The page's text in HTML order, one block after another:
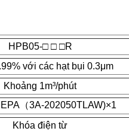
HPB05-□ □ □R
với các hạt bụi 0.3μm
Khoảng 1m³/phút
（3A-202050TLAW)×1
Khóa điện từ